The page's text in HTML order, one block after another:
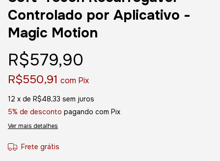
Controlado por Aplicativo -
Magic Motion
R$579,90
R$550,91 com Pix
12 x de R$48,33 sem juros
5% de desconto pagando com Pix
Ver mais detalhes
Frete grátis